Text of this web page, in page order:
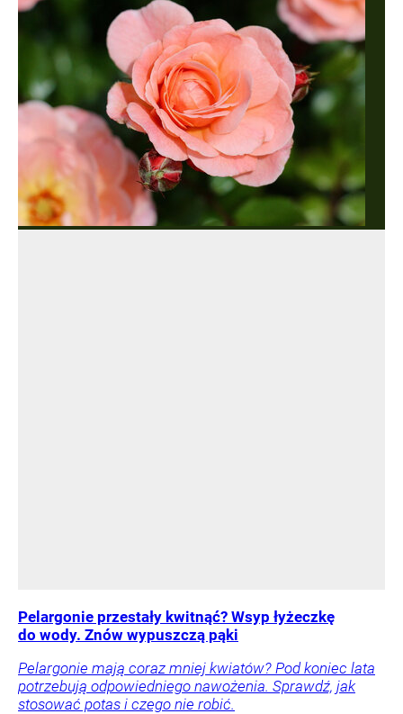
Pelargonie przestały kwitnąć? Wsyp łyżeczkę
do wody. Znów wypuszczą pąki
Pelargonie mają coraz mniej kwiatów? Pod koniec lata
potrzebują odpowiedniego nawożenia. Sprawdź, jak
stosować potas i czego nie robić.